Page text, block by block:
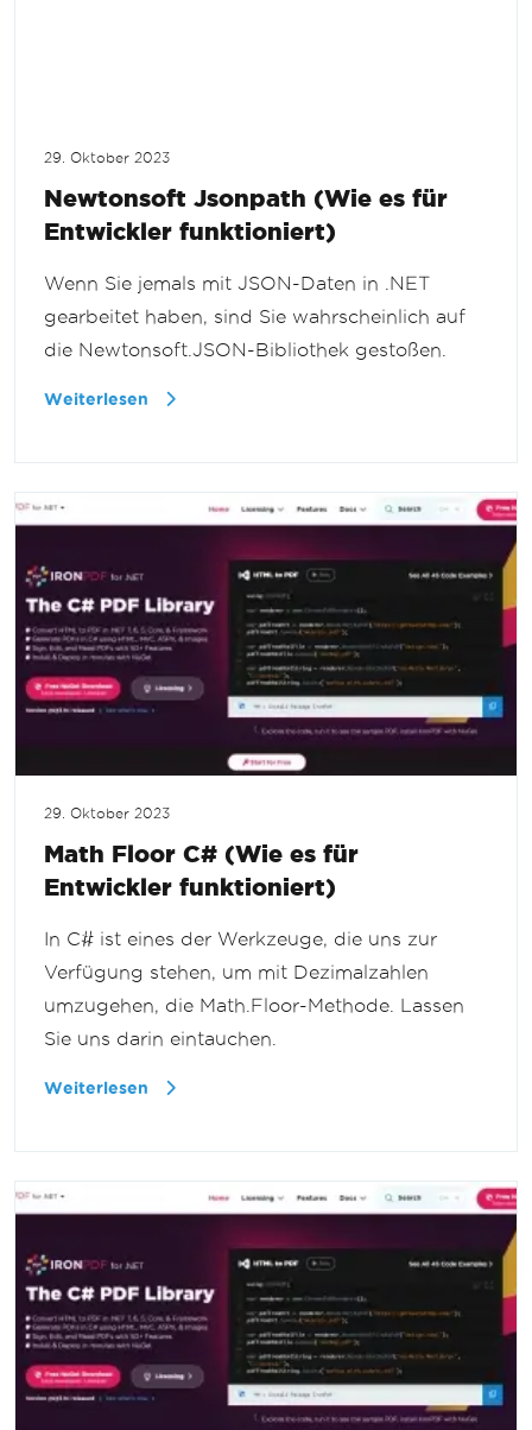
29. Oktober 2023
Newtonsoft Jsonpath (Wie es für
Entwickler funktioniert)
Wenn Sie jemals mit JSON-Daten in .NET
gearbeitet haben, sind Sie wahrscheinlich auf
die Newtonsoft.JSON-Bibliothek gestoßen.
Weiterlesen
29. Oktober 2023
Math Floor C# (Wie es für
Entwickler funktioniert)
In C# ist eines der Werkzeuge, die uns zur
Verfügung stehen, um mit Dezimalzahlen
umzugehen, die Math.Floor-Methode. Lassen
Sie uns darin eintauchen.
Weiterlesen